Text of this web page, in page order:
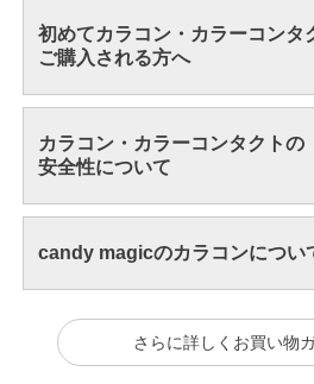
初めてカラコン・カラーコンタ
ご購入される方へ
カラコン・カラーコンタクトの
安全性について
candy magicのカラコンについ
さらに詳しくお買い物